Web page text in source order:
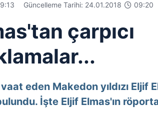
Güncelleme Tarihi: 24.01.2018 09:20
çarpıcı
eden Makedon yıldızı Eljif
İşte Eljif Elmas'ın